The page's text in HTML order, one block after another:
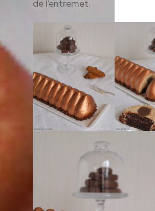
de l’entremet.